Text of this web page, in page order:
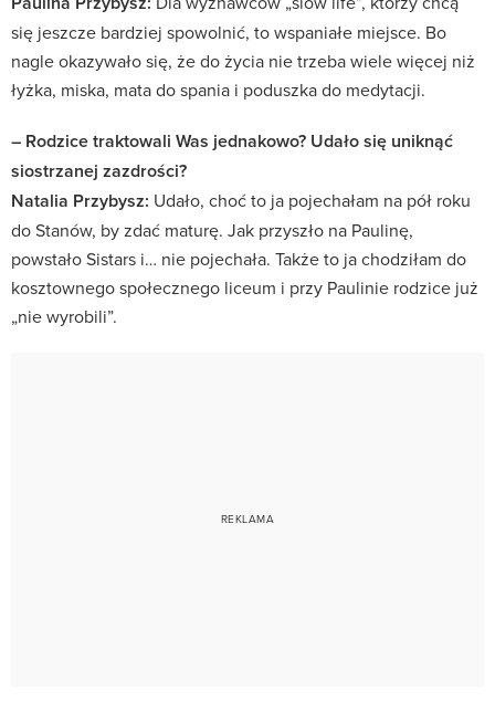
się jeszcze bardziej spowolnić, to wspaniałe miejsce. Bo
nagle okazywało się, że do życia nie trzeba wiele więcej niż
łyżka, miska, mata do spania i poduszka do medytacji.
– Rodzice traktowali Was jednakowo? Udało się uniknąć
siostrzanej zazdrości?
Natalia Przybysz: Udało, choć to ja pojechałam na pół roku
do Stanów, by zdać maturę. Jak przyszło na Paulinę,
powstało Sistars i… nie pojechała. Także to ja chodziłam do
kosztownego społecznego liceum i przy Paulinie rodzice już
„nie wyrobili”.